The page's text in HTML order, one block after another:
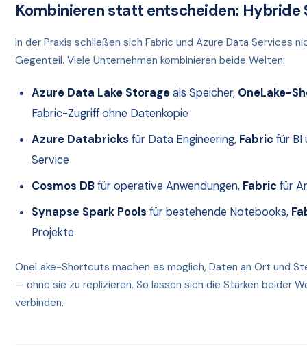
Kombinieren statt entscheiden: Hybride
In der Praxis schließen sich Fabric und Azure Data Services
Gegenteil. Viele Unternehmen kombinieren beide Welten:
Azure Data Lake Storageals Speicher, OneLake-
Fabric-Zugriff ohne Datenkopie
Azure Databricks für Data Engineering, Fabric für BI
Service
Cosmos DBfür operative Anwendungen, Fabric für
Synapse Spark Pools für bestehende Notebooks,
Projekte
OneLake-Shortcuts machen es möglich, Daten an Ort und
— ohne sie zu replizieren. So lassen sich die Stärken beider
verbinden.